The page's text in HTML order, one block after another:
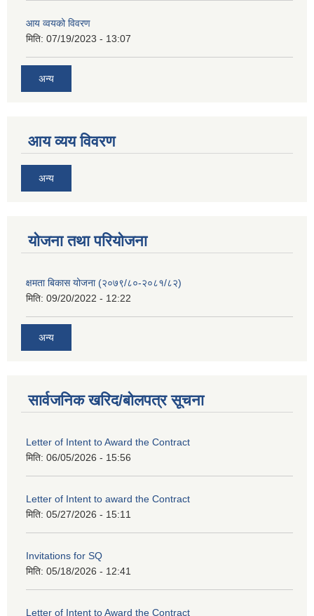
आय व्वयको विवरण
मिति: 07/19/2023 - 13:07
अन्य
आय व्यय विवरण
अन्य
याेजना तथा परियाेजना
क्षमता बिकास योजना (२०७९/८०-२०८१/८२)
मिति: 09/20/2022 - 12:22
अन्य
सार्वजनिक खरिद/बोलपत्र सूचना
Letter of Intent to Award the Contract
मिति: 06/05/2026 - 15:56
Letter of Intent to award the Contract
मिति: 05/27/2026 - 15:11
Invitations for SQ
मिति: 05/18/2026 - 12:41
Letter of Intent to Award the Contract